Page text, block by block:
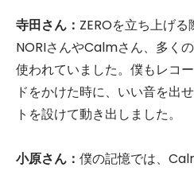
寺田さん： ZEROを立ち上げ
NORIさんやCalmさん、多く
使われていました。僕もレコ
ドをかけた時に、いい音を出
トを設けて動き出しました。
小原さん： 僕の記憶では、